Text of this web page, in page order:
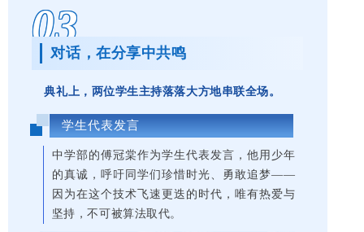
03
对话，在分享中共鸣
典礼上，两位学生主持落落大方地串联全场。
学生代表发言
中学部的傅冠棠作为学生代表发言，他用少年
的真诚，呼吁同学们珍惜时光、勇敢追梦——
因为在这个技术飞速更迭的时代，唯有热爱与
坚持，不可被算法取代。